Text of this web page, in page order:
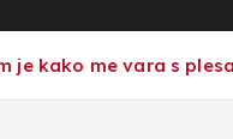
je kako me vara s